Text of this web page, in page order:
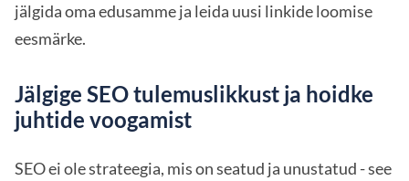
jälgida oma edusamme ja leida uusi linkide loomise
eesmärke.
Jälgige SEO tulemuslikkust ja hoidke
juhtide voogamist
SEO ei ole strateegia, mis on seatud ja unustatud - see